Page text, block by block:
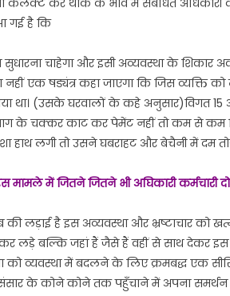
कलेक्ट कर थौक के भाव में संबंधित अधिकारी
गई है कि
चाहेगा और इसी अव्यवस्था के शिकार
नहीं एक षड्यंत्र कहा जाएगा कि जिस
था। (उसके घरवालों के कहे अनुसार)विगत 15
के चक्कर काट कर पेमेंट नहीं तो कम से कम
हाथ लगी तो उसने घबराहट और बेचैनी में दम
में जितने जितने भी अघिकारी कर्मचारी
लड़ाई है इस अव्यवस्था और भ्रष्टाचार
लड़े बल्कि जहां हैं जैसे हैं वहीं से साथ देकर इस
को व्यवस्था में बदलने के लिए क्रमबद्ध एक
के कोने कोने तक पहुँचाने में अपना समर्थन